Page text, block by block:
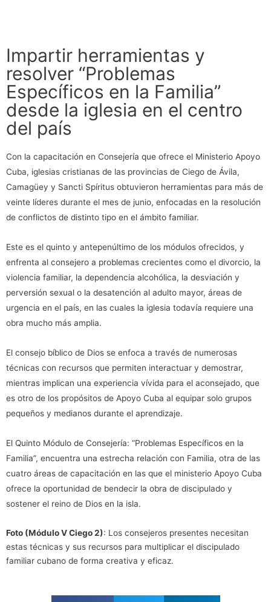
Impartir herramientas y
resolver “Problemas
Específicos en la Familia”
desde la iglesia en el centro
del país
Con la capacitación en Consejería que ofrece el Ministerio Apoyo
Cuba, iglesias cristianas de las provincias de Ciego de Ávila,
Camagüey y Sancti Spíritus obtuvieron herramientas para más de
veinte líderes durante el mes de junio, enfocadas en la resolución
de conflictos de distinto tipo en el ámbito familiar.
Este es el quinto y antepenúltimo de los módulos ofrecidos, y
enfrenta al consejero a problemas crecientes como el divorcio, la
violencia familiar, la dependencia alcohólica, la desviación y
perversión sexual o la desatención al adulto mayor, áreas de
urgencia en el país, en las cuales la iglesia todavía requiere una
obra mucho más amplia.
El consejo bíblico de Dios se enfoca a través de numerosas
técnicas con recursos que permiten interactuar y demostrar,
mientras implican una experiencia vívida para el aconsejado, que
es otro de los propósitos de Apoyo Cuba al equipar solo grupos
pequeños y medianos durante el aprendizaje.
El Quinto Módulo de Consejería: “Problemas Específicos en la
Familia”, encuentra una estrecha relación con Familia, otra de las
cuatro áreas de capacitación en las que el ministerio Apoyo Cuba
ofrece la oportunidad de bendecir la obra de discipulado y
sostener el reino de Dios en la isla.
Foto (Módulo V Ciego 2): Los consejeros presentes necesitan
estas técnicas y sus recursos para multiplicar el discipulado
familiar cubano de forma creativa y eficaz.